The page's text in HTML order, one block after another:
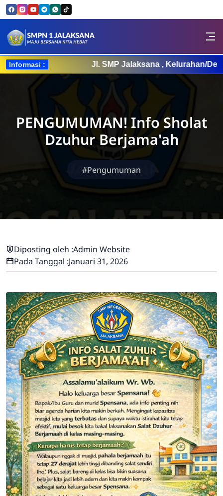
Skip to Content
SMPN 1 JALAKSANA
Informasi : Jl. SMP Jalaksana , Kelurahan/
PENGUMUMAN! Info Sholat
Dzuhur Berjama'ah
#Pengumuman
Diposting oleh :Admin Website
Pada Tanggal :Januari 31, 2026